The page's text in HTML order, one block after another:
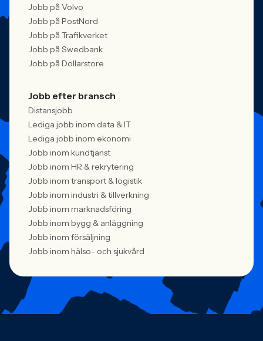
Jobb på Volvo
Jobb på PostNord
Jobb på Trafikverket
Jobb på Swedbank
Jobb på Dollarstore
Jobb efter bransch
Distansjobb
Lediga jobb inom data & IT
Lediga jobb inom ekonomi
Jobb inom kundtjänst
Jobb inom HR & rekrytering
Jobb inom transport & logistik
Jobb inom industri & tillverkning
Jobb inom marknadsföring
Jobb inom bygg & anläggning
Jobb inom försäljning
Jobb inom hälso- och sjukvård